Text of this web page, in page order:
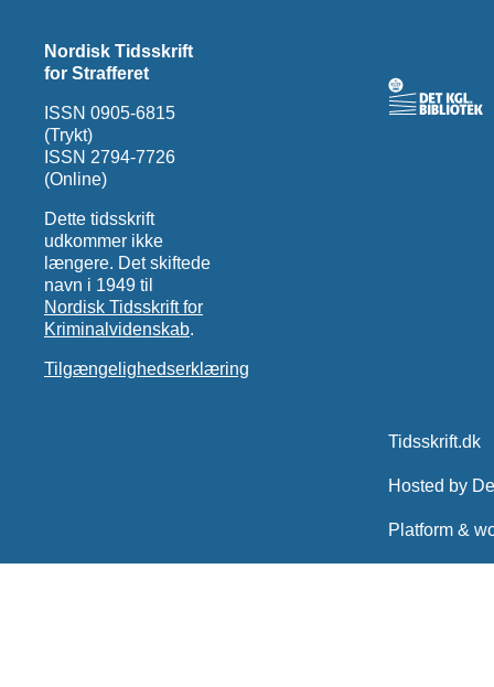
Nordisk Tidsskrift
for Strafferet
ISSN 0905-6815
(Trykt)
ISSN 2794-7726
(Online)
Dette tidsskrift
udkommer ikke
længere. Det skiftede
navn i 1949 til
Nordisk Tidsskrift for
Kriminalvidenskab.
Tilgængelighedserklæring